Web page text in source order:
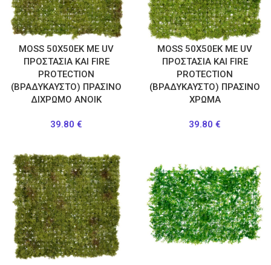
MOSS 50Χ50ΕΚ ΜΕ UV
ΠΡΟΣΤΑΣΙΑ ΚΑΙ FIRE
PROTECTION
(ΒΡΑΔΥΚΑΥΣΤΟ) ΠΡΑΣΙΝΟ
ΔΙΧΡΩΜΟ ΑΝΟΙΚ
39.80 €
MOSS 50Χ50ΕΚ ΜΕ UV
ΠΡΟΣΤΑΣΙΑ ΚΑΙ FIRE
PROTECTION
(ΒΡΑΔΥΚΑΥΣΤΟ) ΠΡΑΣΙΝΟ
ΧΡΩΜΑ
39.80 €